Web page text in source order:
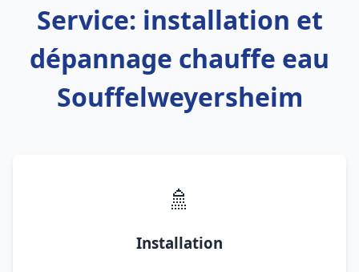
Service: installation et
dépannage chauffe eau
Souffelweyersheim
🚿
Installation